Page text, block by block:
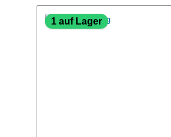
1 auf Lager